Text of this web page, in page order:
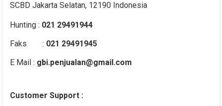
SCBD Jakarta Selatan, 12190 Indonesia
Hunting : 021 29491944
Faks : 021 29491945
E Mail : gbi.penjualan@gmail.com
Customer Support :